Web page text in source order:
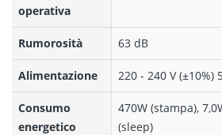
operativa
Rumorosità 63 dB
Alimentazione 220 - 240 V (±10%)
Consumo
energetico
470W (stampa),
(sleep)